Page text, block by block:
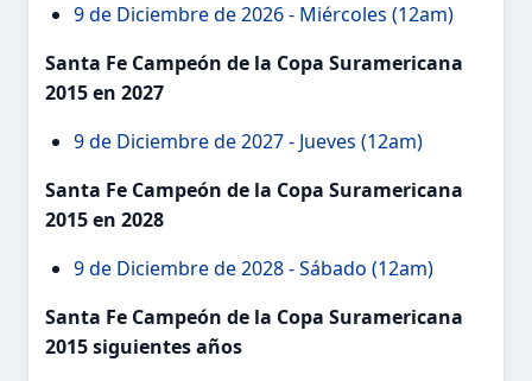
9 de Diciembre de 2026 - Miércoles (12am)
Santa Fe Campeón de la Copa Suramericana
2015 en 2027
9 de Diciembre de 2027 - Jueves (12am)
Santa Fe Campeón de la Copa Suramericana
2015 en 2028
9 de Diciembre de 2028 - Sábado (12am)
Santa Fe Campeón de la Copa Suramericana
2015 siguientes años